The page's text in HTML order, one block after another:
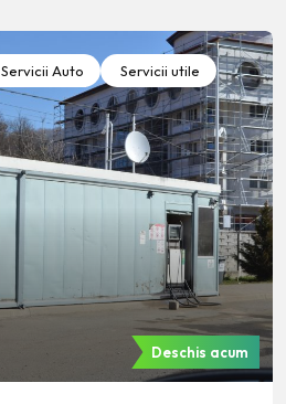
Servicii Auto Servicii utile
Deschis acum